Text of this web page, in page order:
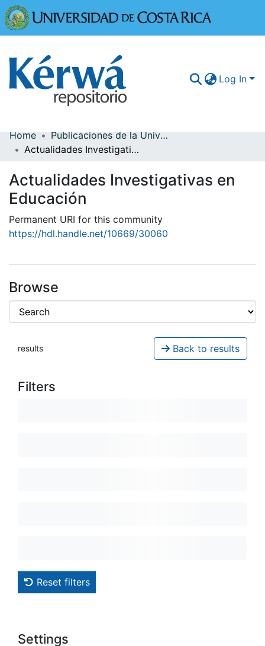
Log In
Communities & Collections
Browse Kérwá
Statistics
Home
Publicaciones de la Universidad de Costa Rica
Actualidades Investigativas en Educación
Actualidades Investigativas en
Educación
Permanent URI for this community
https://hdl.handle.net/10669/30060
Browse
results Back to results
Filters
Reset filters
Settings